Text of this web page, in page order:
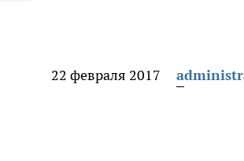
22 февраля 2017